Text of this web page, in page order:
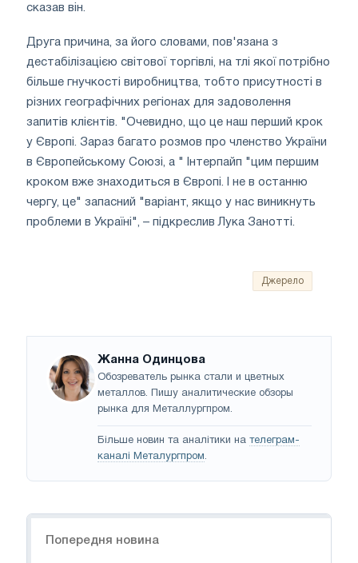
сказав він.
Друга причина, за його словами, пов'язана з
дестабілізацією світової торгівлі, на тлі якої потрібно
більше гнучкості виробництва, тобто присутності в
різних географічних регіонах для задоволення
запитів клієнтів. "Очевидно, що це наш перший крок
у Європі. Зараз багато розмов про членство України
в Європейському Союзі, а " Інтерпайп "цим першим
кроком вже знаходиться в Європі. І не в останню
чергу, це" запасний "варіант, якщо у нас виникнуть
проблеми в Україні", – підкреслив Лука Занотті.
Джерело
Жанна Одинцова
Обозреватель рынка стали и цветных
металлов. Пишу аналитические обзоры
рынка для Металлургпром.
Більше новин та аналітики на телеграм-
каналі Металургпром.
Попередня новина